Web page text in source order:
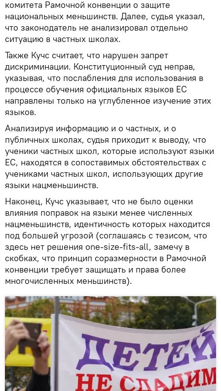
комитета Рамочной конвенции о защите
национальных меньшинств. Далее, судья указал,
что законодатель не анализировал отдельно
ситуацию в частных школах.
Также Кучс считает, что нарушен запрет
дискриминации. Конституционный суд неправ,
указывая, что послабления для использования в
процессе обучения официальных языков ЕС
направлены только на углубленное изучение этих
языков.
Анализируя информацию и о частных, и о
публичных школах, судья приходит к выводу, что
ученики частных школ, которые используют языки
ЕС, находятся в сопоставимых обстоятельствах с
учениками частных школ, использующих другие
языки нацменьшинств.
Наконец, Кучс указывает, что не было оценки
влияния поправок на языки менее численных
нацменьшинств, идентичность которых находится
под большей угрозой (соглашаясь с тезисом, что
здесь нет решения one-size-fits-all, замечу в
скобках, что принцип соразмерности в Рамочной
конвенции требует защищать и права более
многочисленных меньшинств).